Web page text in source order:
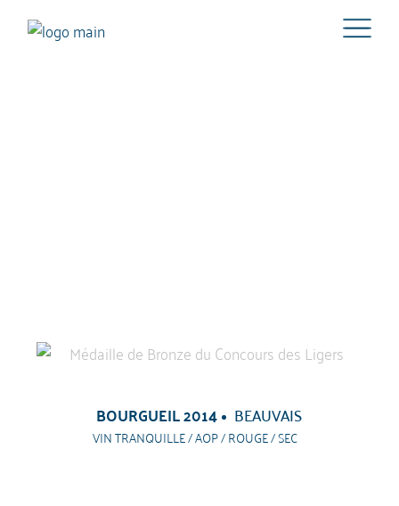
BOURGUEIL 2014 BEAUVAIS
VIN TRANQUILLE / AOP / ROUGE / SEC